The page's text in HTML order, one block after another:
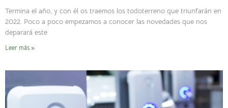
Termina el año, y con él os traemos los todoterreno que triunfarán en
2022. Poco a poco empezamos a conocer las novedades que nos
deparará este
Leer más »